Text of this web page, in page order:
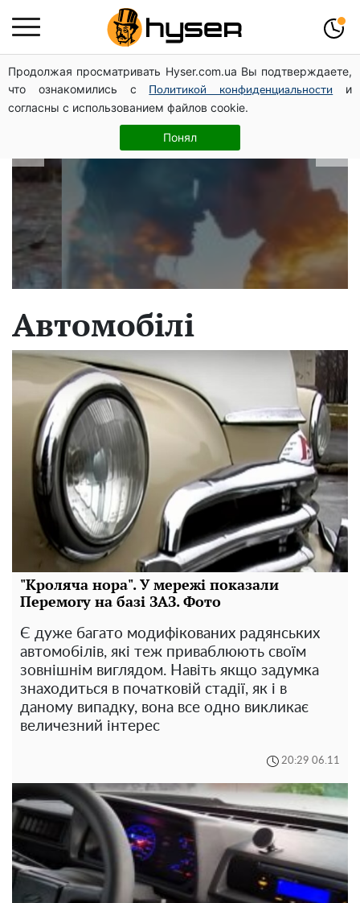
Продолжая просматривать Hyser.com.ua Вы подтверждаете,
что ознакомились с
Политикой конфиденциальности
и
согласны с использованием файлов cookie.
Понял
В які дати народжуються найвірніші
чоловіки: краще одразу перевірити,
щоб потім не страждати
Автомобілі
"Кроляча нора". У мережі показали
Перемогу на базі ЗАЗ. Фото
Є дуже багато модифікованих радянських
автомобілів, які теж приваблюють своїм
зовнішнім виглядом. Навіть якщо задумка
знаходиться в початковій стадії, як і в
даному випадку, вона все одно викликає
величезний інтерес
20:29 06.11